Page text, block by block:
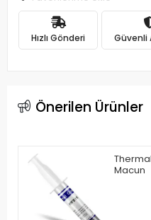
Hızlı Gönderi Güvenli
Önerilen Ürünler
Macun